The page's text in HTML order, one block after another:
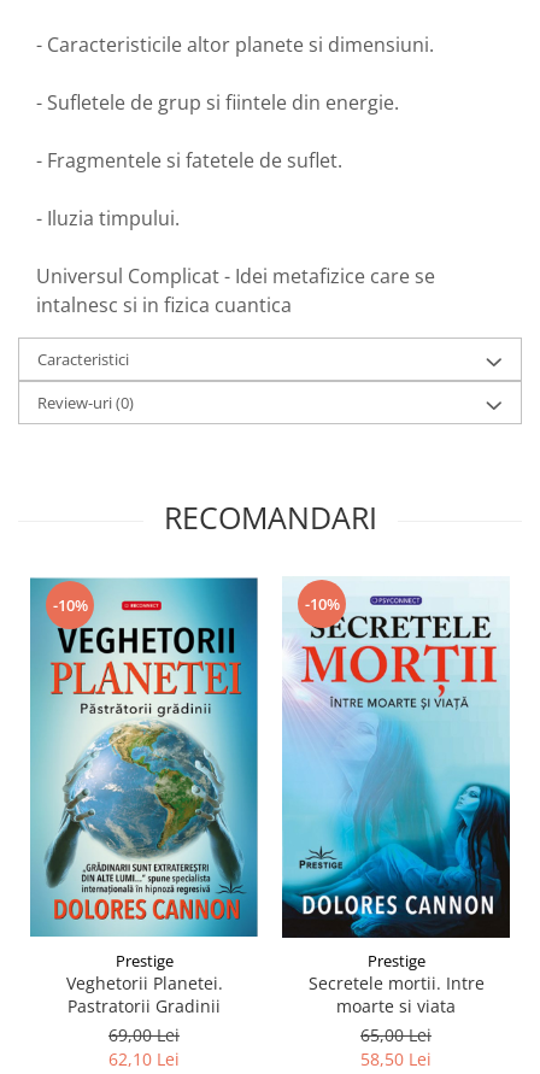
- Caracteristicile altor planete si dimensiuni.
- Sufletele de grup si fiintele din energie.
- Fragmentele si fatetele de suflet.
- Iluzia timpului.
Universul Complicat - Idei metafizice care se
intalnesc si in fizica cuantica
Caracteristici
Review-uri(0)
RECOMANDARI
-10%
Prestige
Veghetorii Planetei.
Pastratorii Gradinii
69,00 Lei
62,10 Lei
-10%
Prestige
Secretele mortii. Intre
moarte si viata
65,00 Lei
58,50 Lei